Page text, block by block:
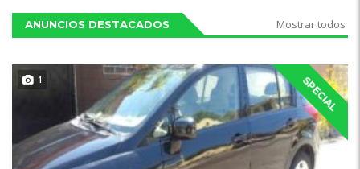
ANUNCIOS DESTACADOS Mostrar todos
1 SPECIAL